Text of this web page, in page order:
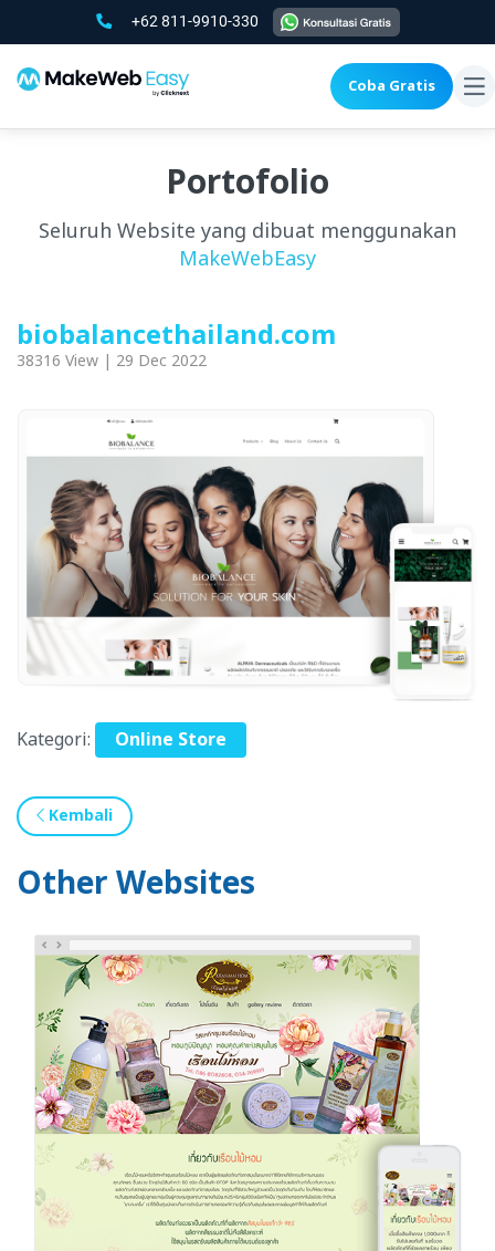
+62 811-9910-330
Coba Gratis
Portofolio
Seluruh Website yang dibuat menggunakan
MakeWebEasy
biobalancethailand.com
38316 View | 29 Dec 2022
Kategori: Online Store
Kembali
Other Websites